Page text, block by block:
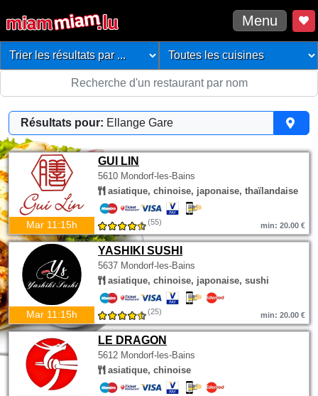
Menu
Résultats pour: Ellange Gare
GUI LIN
5610 Mondorf-les-Bains
asiatique, chinoise, japonaise, thaïlandaise
Mar 11:15h (55) min: 20.00 €
YASHIKI SUSHI
5637 Mondorf-les-Bains
asiatique, chinoise, japonaise, sushi
Mar 11:15h (25) min: 20.00 €
LE DRAGON
5612 Mondorf-les-Bains
asiatique, chinoise